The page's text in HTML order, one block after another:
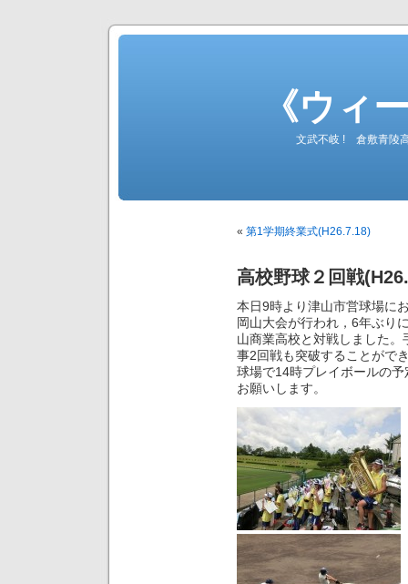
《ウィ
文武不岐 ! 倉敷青陵
« 第1学期終業式(H26.7.18)
高校野球２回戦
本日9時より津山市営球場に
岡山大会が行われ，6年ぶり
山商業高校と対戦しました
事2回戦も突破することがで
球場で14時プレイボールの
お願いします。